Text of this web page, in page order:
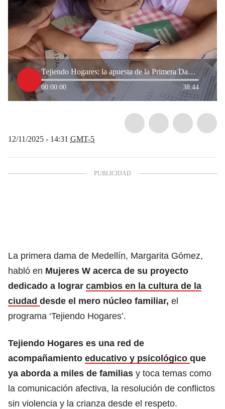
Tejiendo Hogares: la apuesta de la Primera Dama de Medellín para mejorar la ciudad desde la familia
00:00:00 38:44
12/11/2025 - 14:31 GMT-5
La primera dama de Medellín, Margarita Gómez,
habló en Mujeres W acerca de su proyecto
dedicado a lograr cambios en la cultura de la
ciudad desde el mero núcleo familiar, el
programa ‘Tejiendo Hogares’.
Tejiendo Hogares es una red de
acompañamiento educativo y psicológico que
ya aborda a miles de familias y toca temas como
la comunicación afectiva, la resolución de conflictos
sin violencia y la crianza desde el respeto.